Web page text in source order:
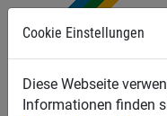
Cookie Einstellungen
Diese Webseite
Informationen finden